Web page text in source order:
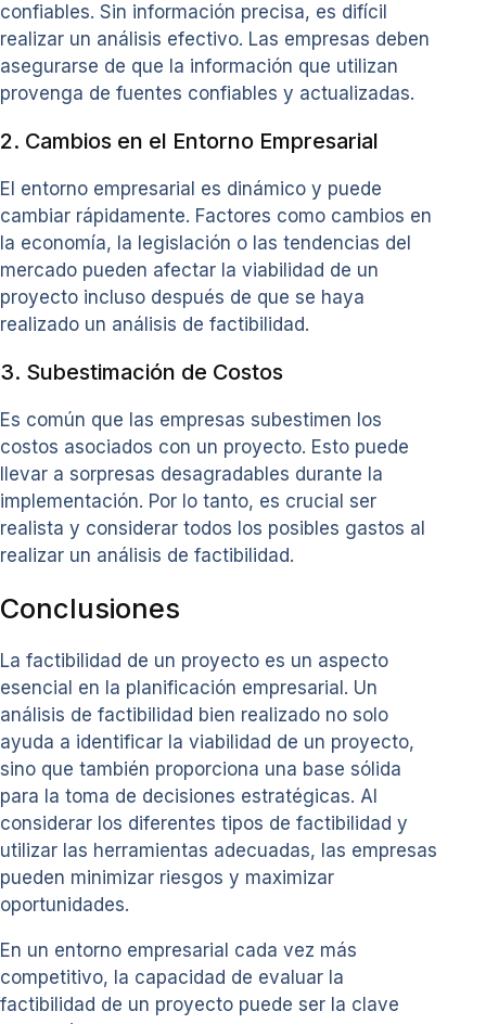
confiables. Sin información precisa, es difícil
realizar un análisis efectivo. Las empresas deben
asegurarse de que la información que utilizan
provenga de fuentes confiables y actualizadas.
2. Cambios en el Entorno Empresarial
El entorno empresarial es dinámico y puede
cambiar rápidamente. Factores como cambios en
la economía, la legislación o las tendencias del
mercado pueden afectar la viabilidad de un
proyecto incluso después de que se haya
realizado un análisis de factibilidad.
3. Subestimación de Costos
Es común que las empresas subestimen los
costos asociados con un proyecto. Esto puede
llevar a sorpresas desagradables durante la
implementación. Por lo tanto, es crucial ser
realista y considerar todos los posibles gastos al
realizar un análisis de factibilidad.
Conclusiones
La factibilidad de un proyecto es un aspecto
esencial en la planificación empresarial. Un
análisis de factibilidad bien realizado no solo
ayuda a identificar la viabilidad de un proyecto,
sino que también proporciona una base sólida
para la toma de decisiones estratégicas. Al
considerar los diferentes tipos de factibilidad y
utilizar las herramientas adecuadas, las empresas
pueden minimizar riesgos y maximizar
oportunidades.
En un entorno empresarial cada vez más
competitivo, la capacidad de evaluar la
factibilidad de un proyecto puede ser la clave